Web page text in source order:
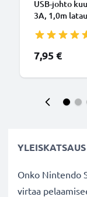
USB-johto
3A, 1,0m
7,95 €
YLEISKATSAUS
Onko Nintendo
virtaa